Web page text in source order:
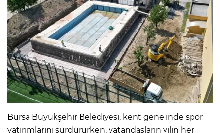
Bursa Büyükşehir Belediyesi, kent genelinde spor
yatırımlarını sürdürürken, vatandaşların yılın her